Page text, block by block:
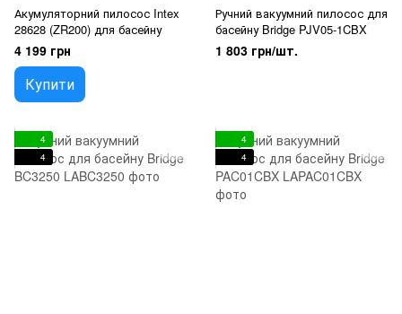
Акумуляторний пилосос Intex
28628 (ZR200) для басейну
4 199 грн
Купити
Ручний вакуумний пилосос для
басейну Bridge PJV05-1CBX
1 803 грн/шт.
4
4
4
4